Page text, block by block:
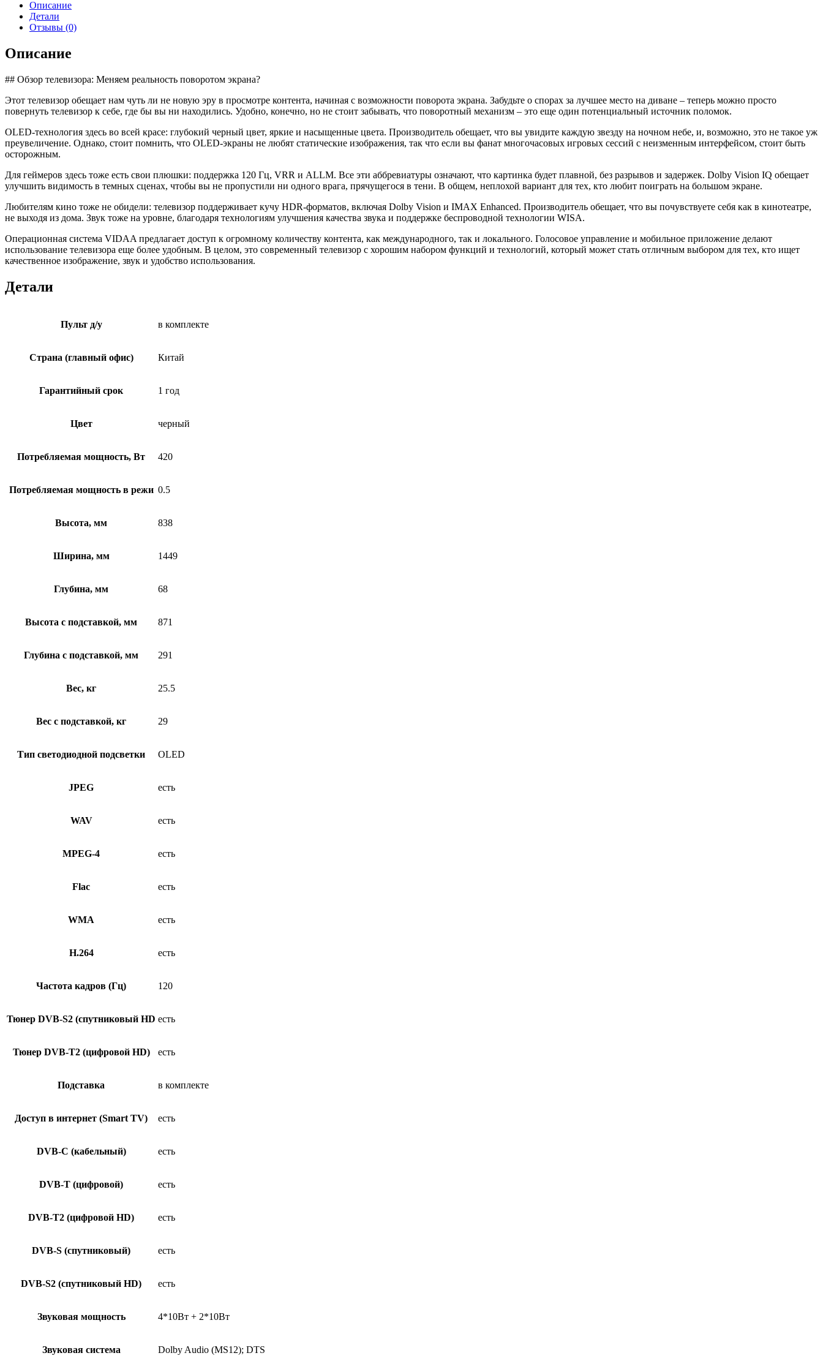
Hisense
65A85K
Описание
Детали
Отзывы (0)
Описание
## Обзор телевизора: Меняем реальность поворотом экрана?
Этот телевизор обещает нам чуть ли не новую эру в просмотре контента, начиная с возможности поворота экрана. Забудьте о спорах за лучшее место на диване – теперь можно просто
повернуть телевизор к себе, где бы вы ни находились. Удобно, конечно, но не стоит забывать, что поворотный механизм – это еще один потенциальный источник поломок.
OLED-технология здесь во всей красе: глубокий черный цвет, яркие и насыщенные цвета. Производитель обещает, что вы увидите каждую звезду на ночном небе, и, возможно, это не такое уж
преувеличение. Однако, стоит помнить, что OLED-экраны не любят статические изображения, так что если вы фанат многочасовых игровых сессий с неизменным интерфейсом, стоит быть
осторожным.
Для геймеров здесь тоже есть свои плюшки: поддержка 120 Гц, VRR и ALLM. Все эти аббревиатуры означают, что картинка будет плавной, без разрывов и задержек. Dolby Vision IQ обещает
улучшить видимость в темных сценах, чтобы вы не пропустили ни одного врага, прячущегося в тени. В общем, неплохой вариант для тех, кто любит поиграть на большом экране.
Любителям кино тоже не обидели: телевизор поддерживает кучу HDR-форматов, включая Dolby Vision и IMAX Enhanced. Производитель обещает, что вы почувствуете себя как в кинотеатре,
не выходя из дома. Звук тоже на уровне, благодаря технологиям улучшения качества звука и поддержке беспроводной технологии WISA.
Операционная система VIDAA предлагает доступ к огромному количеству контента, как международного, так и локального. Голосовое управление и мобильное приложение делают
использование телевизора еще более удобным. В целом, это современный телевизор с хорошим набором функций и технологий, который может стать отличным выбором для тех, кто ищет
качественное изображение, звук и удобство использования.
Детали
Пульт д/у в комплекте
Страна (главный офис) Китай
Гарантийный срок 1 год
Цвет черный
Потребляемая мощность, Вт 420
Потребляемая мощность в режи 0.5
Высота, мм 838
Ширина, мм 1449
Глубина, мм 68
Высота с подставкой, мм 871
Глубина с подставкой, мм 291
Вес, кг 25.5
Вес с подставкой, кг 29
Тип светодиодной подсветки OLED
JPEG есть
WAV есть
MPEG-4 есть
Flac есть
WMA есть
H.264 есть
Частота кадров (Гц) 120
Тюнер DVB-S2 (спутниковый HD есть
Тюнер DVB-T2 (цифровой HD) есть
Подставка в комплекте
Доступ в интернет (Smart TV) есть
DVB-C (кабельный) есть
DVB-T (цифровой) есть
DVB-T2 (цифровой HD) есть
DVB-S (спутниковый) есть
DVB-S2 (спутниковый HD) есть
Звуковая мощность 4*10Вт + 2*10Вт
Звуковая система Dolby Audio (MS12); DTS